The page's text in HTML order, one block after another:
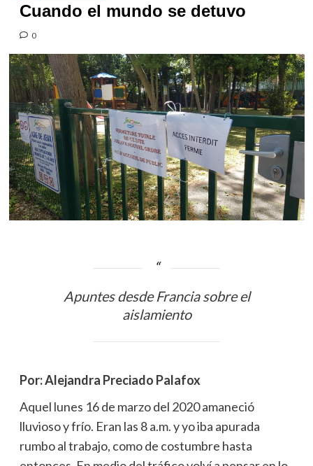
Cuando el mundo se detuvo
0
Apuntes desde Francia sobre el
aislamiento
Por: Alejandra Preciado Palafox
Aquel lunes 16 de marzo del 2020 amaneció
lluvioso y frío. Eran las 8 a.m. y yo iba apurada
rumbo al trabajo, como de costumbre hasta